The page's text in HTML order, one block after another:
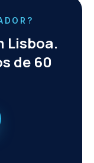
Lisboa.
de 60